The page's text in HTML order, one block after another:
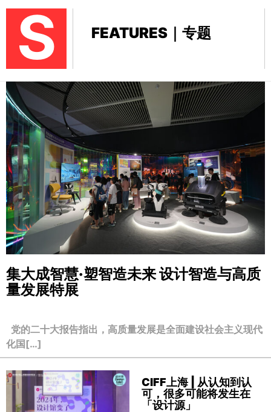
S FEATURES｜专题
集大成智慧·塑智造未来设计智造与高质
量发展特展
党的二十大报告指出，高质量发展是全面建设社会主义现代
化国[…]
CIFF上海 | 从认知到认
可，很多可能将发生在
「设计源」